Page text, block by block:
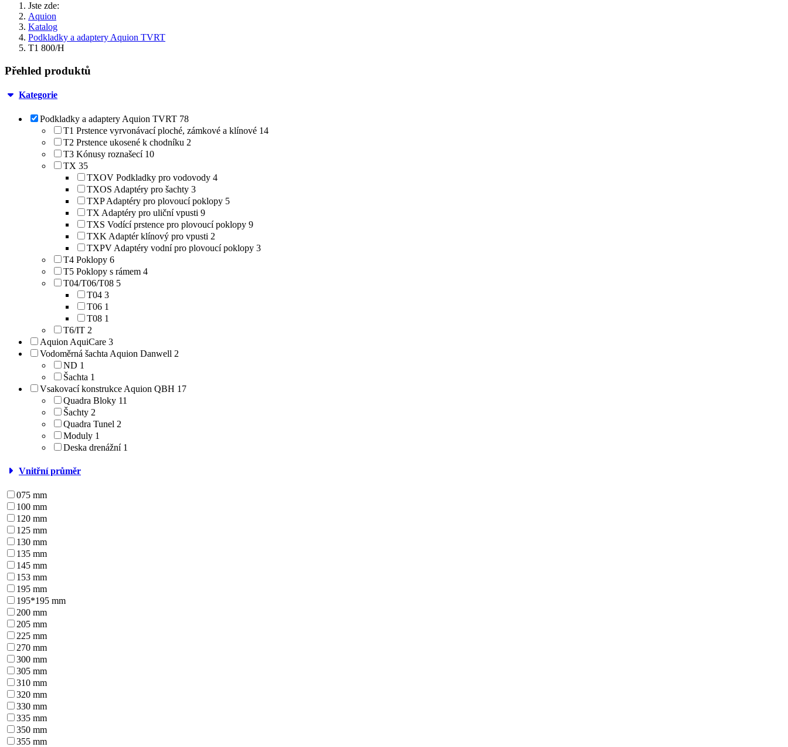
Jste zde:
Aquion
Katalog
Podkladky a adaptery Aquion TVRT
T1 800/H
Přehled produktů
Kategorie
Podkladky a adaptery Aquion TVRT 78
T1 Prstence vyrvonávací ploché, zámkové a klínové 14
T2 Prstence ukosené k chodníku 2
T3 Kónusy roznašecí 10
TX 35
TXOV Podkladky pro vodovody 4
TXOS Adaptéry pro šachty 3
TXP Adaptéry pro plovoucí poklopy 5
TX Adaptéry pro uliční vpusti 9
TXS Vodící prstence pro plovoucí poklopy 9
TXK Adaptér klínový pro vpusti 2
TXPV Adaptéry vodní pro plovoucí poklopy 3
T4 Poklopy 6
T5 Poklopy s rámem 4
T04/T06/T08 5
T04 3
T06 1
T08 1
T6/IT 2
Aquion AquiCare 3
Vodoměrná šachta Aquion Danwell 2
ND 1
Šachta 1
Vsakovací konstrukce Aquion QBH 17
Quadra Bloky 11
Šachty 2
Quadra Tunel 2
Moduly 1
Deska drenážní 1
Vnitřní průměr
075 mm
100 mm
120 mm
125 mm
130 mm
135 mm
145 mm
153 mm
195 mm
195*195 mm
200 mm
205 mm
225 mm
270 mm
300 mm
305 mm
310 mm
320 mm
330 mm
335 mm
350 mm
355 mm